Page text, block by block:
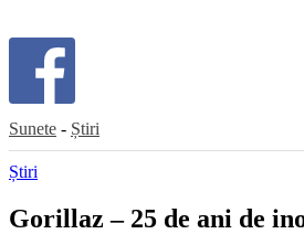
Sunete - Știri
Știri
Gorillaz – 25 de ani de